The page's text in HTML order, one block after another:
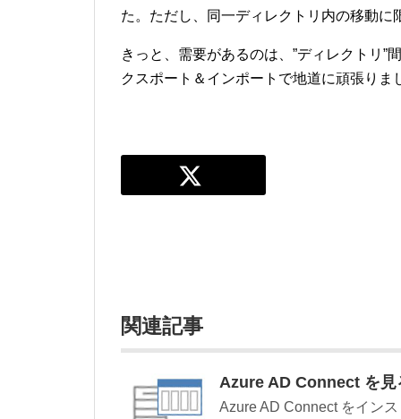
た。ただし、同一ディレクトリ内の移動に
きっと、需要があるのは、”ディレクトリ
クスポート＆インポートで地道に頑張りま
関連記事
Azure AD Connect を見
Azure AD Connect をイン